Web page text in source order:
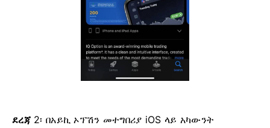
ደረጃ2፡ በአይኪ ኦፕሽን መተግበሪያ iOS ላይ አካውንት